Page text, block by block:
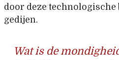
door deze
gedijen.
Wat is de